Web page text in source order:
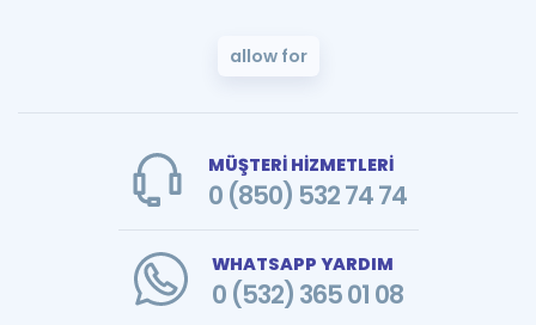
allow for
MÜŞTERİ HİZMETLERİ
0 (850) 532 74 74
WHATSAPP YARDIM
0 (532) 365 01 08